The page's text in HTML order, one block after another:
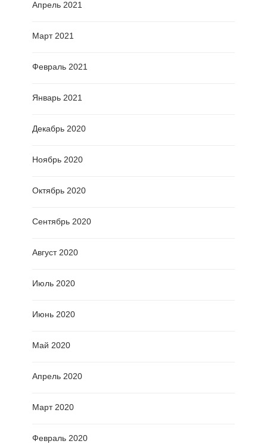
Апрель 2021
Март 2021
Февраль 2021
Январь 2021
Декабрь 2020
Ноябрь 2020
Октябрь 2020
Сентябрь 2020
Август 2020
Июль 2020
Июнь 2020
Май 2020
Апрель 2020
Март 2020
Февраль 2020